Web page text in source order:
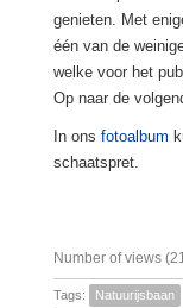
genieten. Met
één van de
welke voor het
Op naar de
In ons fotoalbum
schaatspret.
Number of views
Tags: Natuurijsbaan